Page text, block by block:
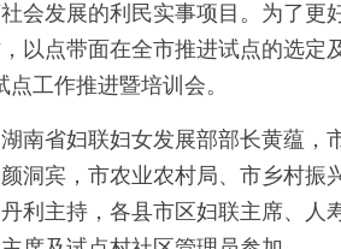
会发展的利民实事项目。为了更
以点带面在全市推进试点的选定
点工作推进暨培训会。
湖南省妇联妇女发展部部长黄蕴，
洞宾，市农业农村局、市乡村振
利主持，各县市区妇联主席、人